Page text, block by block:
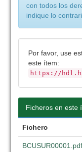
con todos los
indique lo
Por favor, use
este ítem:
https://
Ficheros en este
Fichero